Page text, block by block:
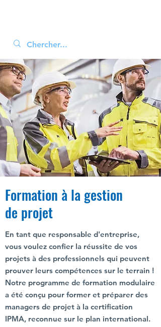
Formation à la gestion
de projet
En tant que responsable d'entreprise,
vous voulez confier la réussite de vos
projets à des professionnels qui peuvent
prouver leurs compétences sur le terrain !
Notre programme de formation modulaire
a été conçu pour former et préparer des
managers de projet à la certification
IPMA, reconnue sur le plan international.